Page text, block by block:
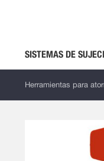
SISTEMAS DE
Herramientas para